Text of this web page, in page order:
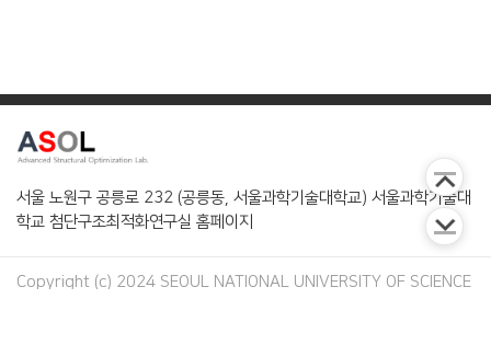
서울 노원구 공릉로 232 (공릉동, 서울과학기술대학교) 서울과학기술대
학교 첨단구조최적화연구실 홈페이지
Copyright (c) 2024 SEOUL NATIONAL UNIVERSITY OF SCIENCE